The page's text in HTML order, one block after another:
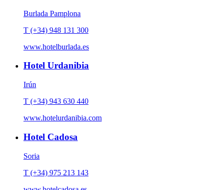
Burlada Pamplona
T (+34) 948 131 300
www.hotelburlada.es
Hotel Urdanibia
Irún
T (+34) 943 630 440
www.hotelurdanibia.com
Hotel Cadosa
Soria
T (+34) 975 213 143